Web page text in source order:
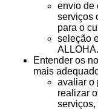
envio de
serviços
para o
seleção
ALLOHA.
Entender os
mais
avaliar o
realizar
serviços,